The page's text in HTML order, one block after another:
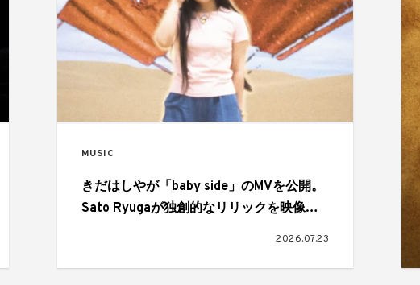
MUSIC
きだはしやが「baby side」のMVを公開。
Sato Ryugaが独創的なリリックを映像で
2026.07.23